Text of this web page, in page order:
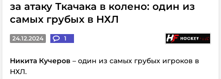
за атаку Ткачака в колено: один из
самых грубых в НХЛ
24.12.2024 1
Никита Кучеров – один из самых грубых игроков в
НХЛ.